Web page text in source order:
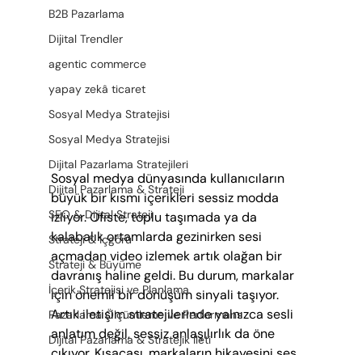
B2B Pazarlama
Dijital Trendler
agentic commerce
yapay zekâ ticaret
Sosyal Medya Stratejisi
Sosyal Medya Stratejisi
Dijital Pazarlama Stratejileri
Dijital Pazarlama & Strateji
SEO & Dijital Strateji
Strateji & İçgörü
Strateji & Büyüme
İçerik Stratejisi ve Planlama
Pazarlama Ölçümleme ve Performans
Dijital Pazarlama & Stratejik İleti
Sosyal medya dünyasında kullanıcıların
büyük bir kısmı içerikleri sessiz modda
izliyor. Ofiste, toplu taşımada ya da
kalabalık ortamlarda gezinirken sesi
açmadan video izlemek artık olağan bir
davranış haline geldi. Bu durum, markalar
için önemli bir dönüşüm sinyali taşıyor.
Artık iletişim stratejilerinde yalnızca sesli
anlatım değil, sessiz anlaşılırlık da öne